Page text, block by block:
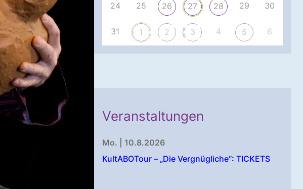
24 25 26 27 28 29 30
31 1 2 3 4 5 6
Veranstaltungen
Mo. | 10.8.2026
KultABOTour – „Die Vergnügliche“: TICKETS